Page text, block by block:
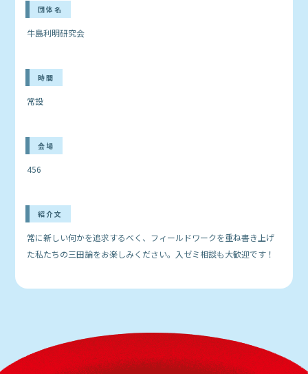
団体名
牛島利明研究会
時間
常設
会場
456
紹介文
常に新しい何かを追求するべく、フィールドワークを重ね書き上げ
た私たちの三田論をお楽しみください。入ゼミ相談も大歓迎です！